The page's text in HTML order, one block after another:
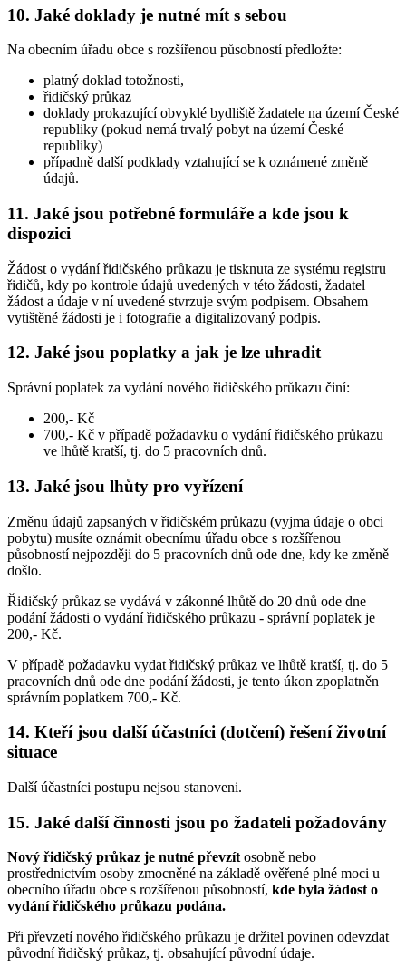
10. Jaké doklady je nutné mít s sebou
Na obecním úřadu obce s rozšířenou působností předložte:
platný doklad totožnosti,
řidičský průkaz
doklady prokazující obvyklé bydliště žadatele na území České
republiky (pokud nemá trvalý pobyt na území České
republiky)
případně další podklady vztahující se k oznámené změně
údajů.
11. Jaké jsou potřebné formuláře a kde jsou k
dispozici
Žádost o vydání řidičského průkazu je tisknuta ze systému registru
řidičů, kdy po kontrole údajů uvedených v této žádosti, žadatel
žádost a údaje v ní uvedené stvrzuje svým podpisem. Obsahem
vytištěné žádosti je i fotografie a digitalizovaný podpis.
12. Jaké jsou poplatky a jak je lze uhradit
Správní poplatek za vydání nového řidičského průkazu činí:
200,- Kč
700,- Kč v případě požadavku o vydání řidičského průkazu
ve lhůtě kratší, tj. do 5 pracovních dnů.
13. Jaké jsou lhůty pro vyřízení
Změnu údajů zapsaných v řidičském průkazu (vyjma údaje o obci
pobytu) musíte oznámit obecnímu úřadu obce s rozšířenou
působností nejpozději do 5 pracovních dnů ode dne, kdy ke změně
došlo.
Řidičský průkaz se vydává v zákonné lhůtě do 20 dnů ode dne
podání žádosti o vydání řidičského průkazu - správní poplatek je
200,- Kč.
V případě požadavku vydat řidičský průkaz ve lhůtě kratší, tj. do 5
pracovních dnů ode dne podání žádosti, je tento úkon zpoplatněn
správním poplatkem 700,- Kč.
14. Kteří jsou další účastníci (dotčení) řešení životní
situace
Další účastníci postupu nejsou stanoveni.
15. Jaké další činnosti jsou po žadateli požadovány
Nový řidičský průkaz je nutné převzítosobně nebo
prostřednictvím osoby zmocněné na základě ověřené plné moci u
obecního úřadu obce s rozšířenou působností, kde byla žádost o
vydání řidičského průkazu podána.
Při převzetí nového řidičského průkazu je držitel povinen odevzdat
původní řidičský průkaz, tj. obsahující původní údaje.